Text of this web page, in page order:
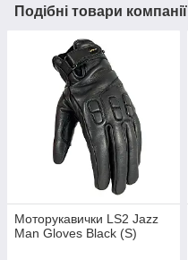
Подібні товари компанії
Моторукавички LS2 Jazz
Man Gloves Black (S)